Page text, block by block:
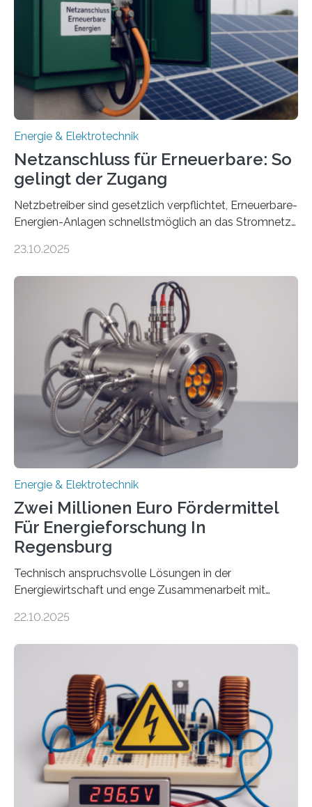
Projekt startete am 15. Oktober 2025, hat eine Laufzeit
von drei Jahren und ein Gesamtvolumen von rund 2,9
Millionen Euro, wovon 2,6 Millionen Euro durch das
Ministerium für Umwelt, Klima und…
Energie & Elektrotechnik
Netzanschluss für Erneuerbare: So
gelingt der Zugang
Netzbetreiber sind gesetzlich verpflichtet, Erneuerbare-
Energien-Anlagen schnellstmöglich an das Stromnetz
ermöglichen. Doch der dafür nötige Netzausbau hinkt
einem „Anschlussstau“. Die Stiftung
Umweltenergierecht hat den Rechtsrahmen in einem
neuen Bericht für die Praxis eingeordnet – inklusive der
Rolle von flexiblen Netzanschlussvereinbarungen. Der
Netzanschluss von Erneuerbare-Energien-Anlagen
(EE-Anlagen) ist entscheidend für die Energiewende.
Denn ohne Anschluss an das Netz kann kein Strom
eingespeist werden. Nach dem Erneuerbare-Energien-
Gesetz (EEG) sind Netzbetreiber…
23.10.2025
Energie & Elektrotechnik
Zwei Millionen Euro Fördermittel
Für Energieforschung In
Regensburg
Technisch anspruchsvolle Lösungen in der
Energiewirtschaft und enge Zusammenarbeit mit
neuen EU-geförderten Transfer-Projekte zu
Energietechnologien werden vom Europäischen
Sozialfonds Plus (ESF+) gefördert – mit einer
Gesamtsumme von mehr als zwei Millionen Euro.
Damit zählt die Hochschule zu den großen
Gewinnerinnen der aktuellen Förderrunde des
Bayerischen Wissenschaftsministeriums. Im
Mittelpunkt steht der direkte Wissenstransfer: Neue
wissenschaftliche Erkenntnisse sollen rasch in die
22.10.2025